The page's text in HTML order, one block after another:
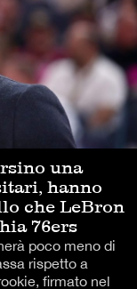
una
hanno
che LeBron
76ers
poco meno di
rispetto a
firmato nel